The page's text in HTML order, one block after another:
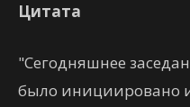
Цитата
"Сегодняшнее
было инициировано